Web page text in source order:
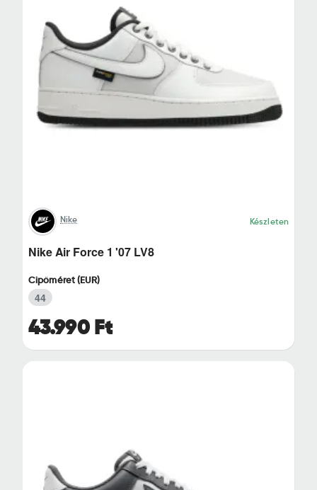
Nike Készleten
Nike Air Force 1 '07 LV8
43.990 Ft
Cipőméret (EUR)
44